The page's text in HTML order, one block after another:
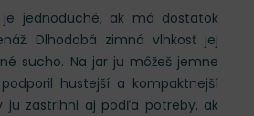
je jednoduché, ak má dostatok
Dlhodobá zimná vlhkosť jej
sucho. Na jar ju môžeš jemne
hustejší a kompaktnejší
ju zastrihni aj podľa potreby, ak